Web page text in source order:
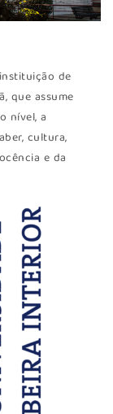
de
que assume
nível, a
cultura,
e da